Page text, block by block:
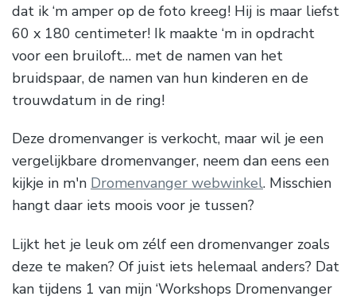
dat ik ‘m amper op de foto kreeg! Hij is maar liefst
60 x 180 centimeter! Ik maakte ‘m in opdracht
voor een bruiloft… met de namen van het
bruidspaar, de namen van hun kinderen en de
trouwdatum in de ring!
Deze dromenvanger is verkocht, maar wil je een
vergelijkbare dromenvanger, neem dan eens een
kijkje in m'n Dromenvanger webwinkel. Misschien
hangt daar iets moois voor je tussen?
Lijkt het je leuk om zélf een dromenvanger zoals
deze te maken? Of juist iets helemaal anders? Dat
kan tijdens 1 van mijn ‘Workshops Dromenvanger